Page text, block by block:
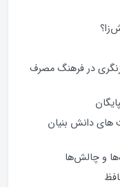
در فرهنگ مصرف
های دانش بنیان
و چالش‌ها